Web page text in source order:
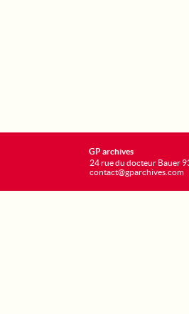
GP archives
24 rue du docteur Bauer
contact@gparchives.com